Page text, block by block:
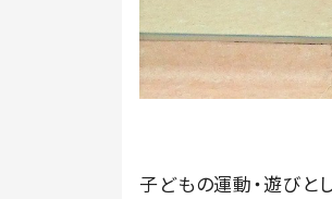
子どもの運動・遊びと